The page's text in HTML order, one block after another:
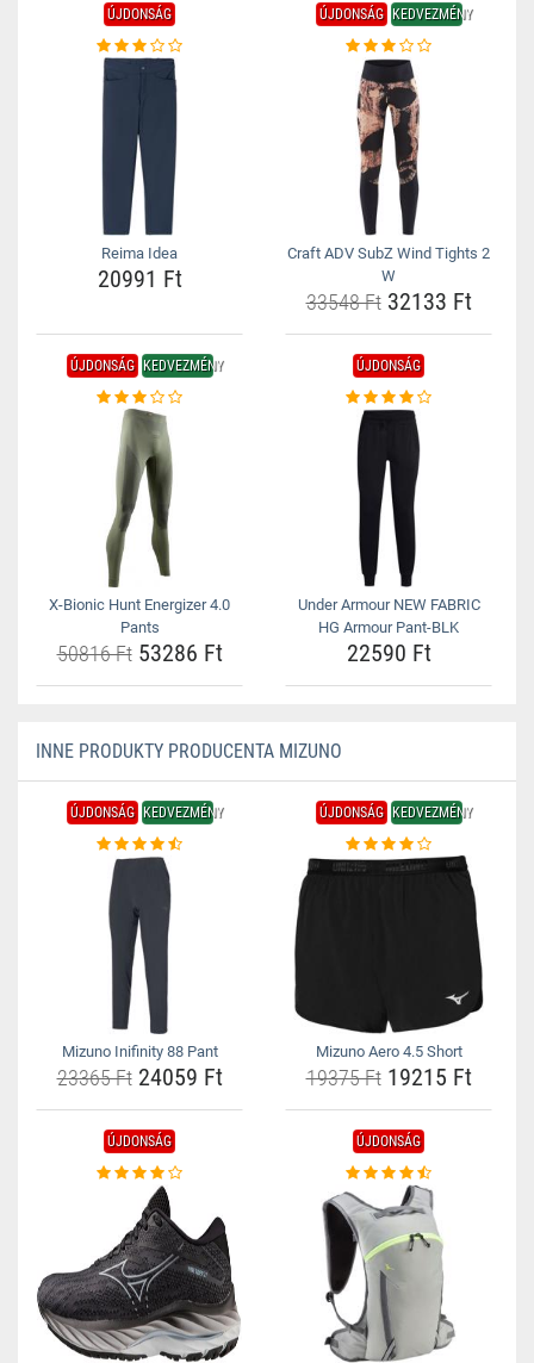
ÚJDONSÁG
Reima Idea
20991 Ft
ÚJDONSÁG KEDVEZMÉNY
Craft ADV SubZ Wind Tights 2
W
33548 Ft32133 Ft
ÚJDONSÁG KEDVEZMÉNY
X-Bionic Hunt Energizer 4.0
Pants
50816 Ft53286 Ft
ÚJDONSÁG
Under Armour NEW FABRIC
HG Armour Pant-BLK
22590 Ft
INNE PRODUKTY PRODUCENTA MIZUNO
ÚJDONSÁG KEDVEZMÉNY
Mizuno Inifinity 88 Pant
23365 Ft24059 Ft
ÚJDONSÁG KEDVEZMÉNY
Mizuno Aero 4.5 Short
19375 Ft19215 Ft
ÚJDONSÁG ÚJDONSÁG